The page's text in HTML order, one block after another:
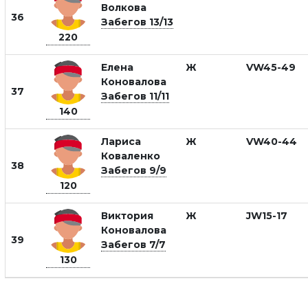
36
220
Волкова
Забегов 13/13
37
140
Елена
Коновалова
Забегов 11/11
Ж VW45-49
38
120
Лариса
Коваленко
Забегов 9/9
Ж VW40-44
39
130
Виктория
Коновалова
Забегов 7/7
Ж JW15-17